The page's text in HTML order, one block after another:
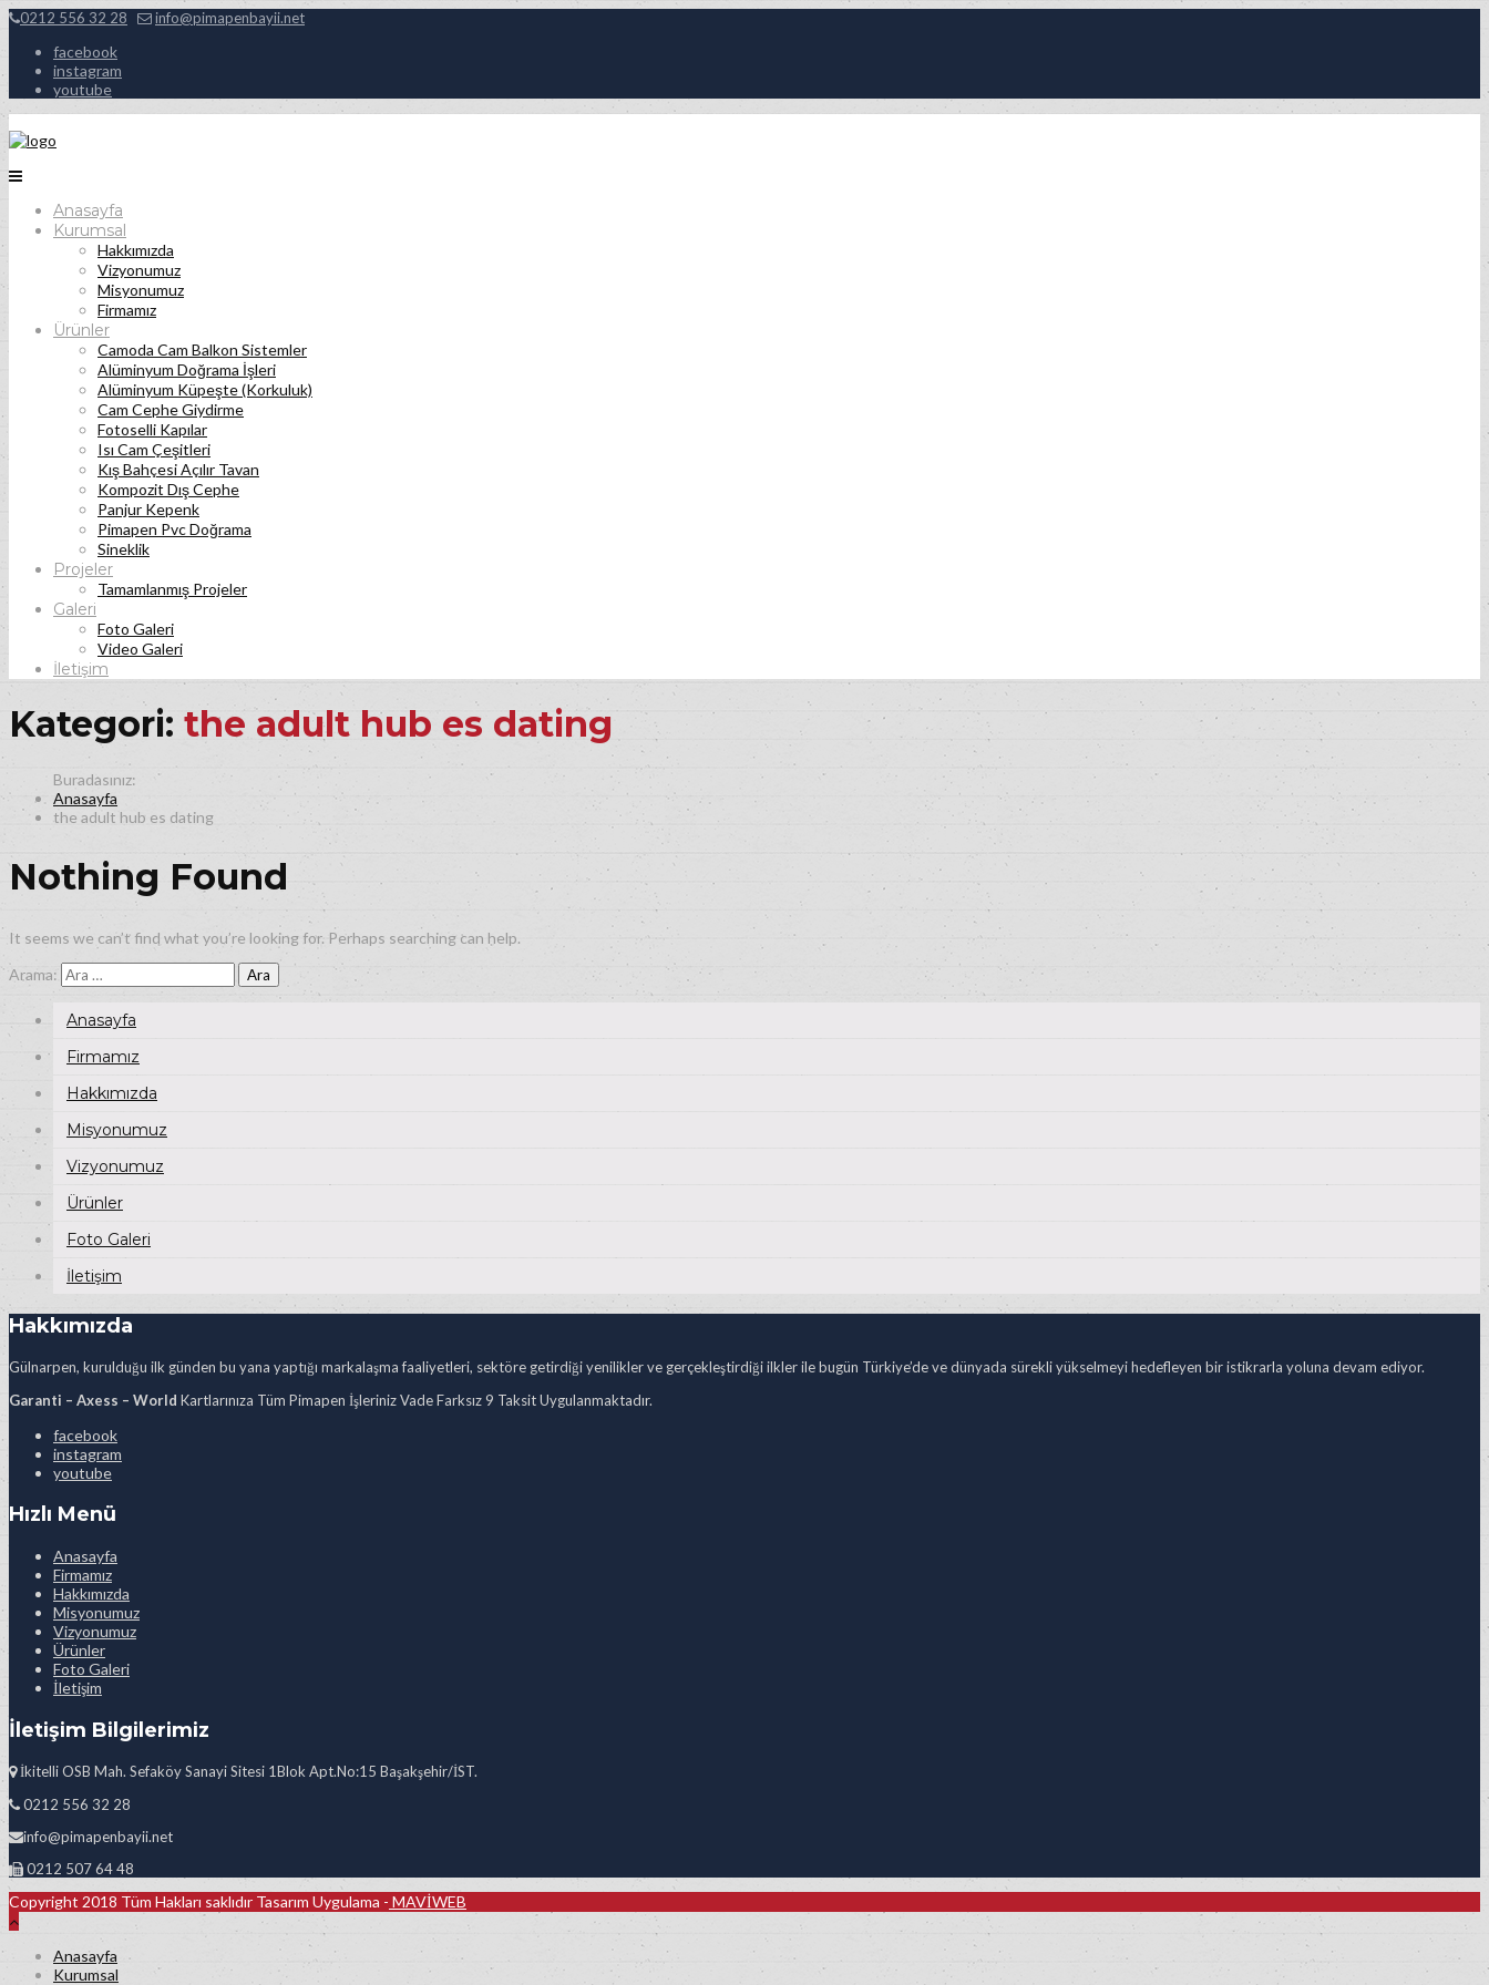
0212 556 32 28 info@pimapenbayii.net
facebook
instagram
youtube
Anasayfa
Kurumsal
Hakkımızda
Vizyonumuz
Misyonumuz
Firmamız
Ürünler
Camoda Cam Balkon Sistemler
Alüminyum Doğrama İşleri
Alüminyum Küpeşte (Korkuluk)
Cam Cephe Giydirme
Fotoselli Kapılar
Isı Cam Çeşitleri
Kış Bahçesi Açılır Tavan
Kompozit Dış Cephe
Panjur Kepenk
Pimapen Pvc Doğrama
Sineklik
Projeler
Tamamlanmış Projeler
Galeri
Foto Galeri
Video Galeri
İletişim
Kategori: the adult hub es dating
Anasayfa
the adult hub es dating
Nothing Found
It seems we can’t find what you’re looking for. Perhaps searching can help.
Arama:
Anasayfa
Firmamız
Hakkımızda
Misyonumuz
Vizyonumuz
Ürünler
Foto Galeri
İletişim
Hakkımızda
Gülnarpen, kurulduğu ilk günden bu yana yaptığı markalaşma faaliyetleri, sektöre getirdiği yenilikler ve gerçekleştirdiği ilkler ile bugün Türkiye’de ve dünyada sürekli yükselmeyi hedefleyen bir istikrarla yoluna devam ediyor.
Garanti – Axess – World Kartlarınıza Tüm Pimapen İşleriniz Vade Farksız 9 Taksit Uygulanmaktadır.
facebook
instagram
youtube
Hızlı Menü
Anasayfa
Firmamız
Hakkımızda
Misyonumuz
Vizyonumuz
Ürünler
Foto Galeri
İletişim
İletişim Bilgilerimiz
İkitelli OSB Mah. Sefaköy Sanayi Sitesi 1Blok Apt.No:15 Başakşehir/İST.
0212 556 32 28
info@pimapenbayii.net
0212 507 64 48
Copyright 2018 Tüm Hakları saklıdır Tasarım Uygulama - MAVİWEB
Anasayfa
Kurumsal